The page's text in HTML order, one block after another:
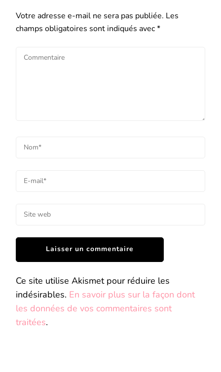
Votre adresse e-mail ne sera pas publiée. Les
champs obligatoires sont indiqués avec*
Ce site utilise Akismet pour réduire les
indésirables. En savoir plus sur la façon dont
les données de vos commentaires sont
traitées.